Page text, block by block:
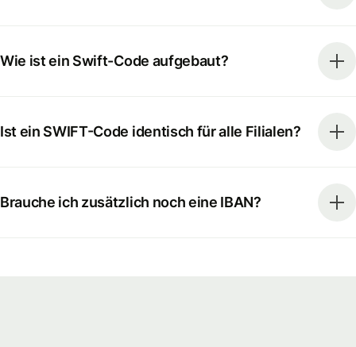
Wie ist ein Swift-Code aufgebaut?
Ist ein SWIFT-Code identisch für alle Filialen?
Brauche ich zusätzlich noch eine IBAN?